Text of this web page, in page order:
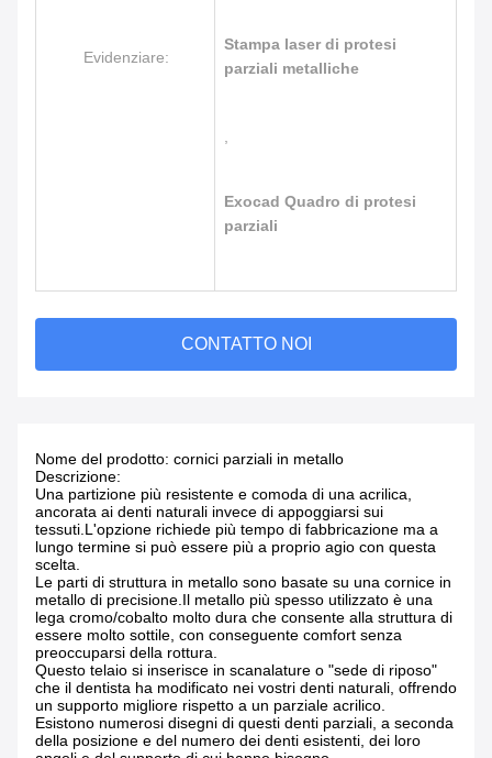
Evidenziare:
Stampa laser di protesi
parziali metalliche
Exocad Quadro di protesi
parziali
CONTATTO NOI
Nome del prodotto: cornici parziali in metallo
Descrizione:
Una partizione più resistente e comoda di una acrilica,
ancorata ai denti naturali invece di appoggiarsi sui
tessuti.L'opzione richiede più tempo di fabbricazione ma a
lungo termine si può essere più a proprio agio con questa
scelta.
Le parti di struttura in metallo sono basate su una cornice in
metallo di precisione.Il metallo più spesso utilizzato è una
lega cromo/cobalto molto dura che consente alla struttura di
essere molto sottile, con conseguente comfort senza
preoccuparsi della rottura.
Questo telaio si inserisce in scanalature o "sede di riposo"
che il dentista ha modificato nei vostri denti naturali, offrendo
un supporto migliore rispetto a un parziale acrilico.
Esistono numerosi disegni di questi denti parziali, a seconda
della posizione e del numero dei denti esistenti, dei loro